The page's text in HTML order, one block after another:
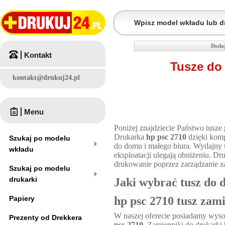
Tusze
Poniżej znajdziecie Państwo
Drukarka hp psc 2710 dzięki
do domu i małego biura. Wydajny
eksploatacji ulegają obniżeniu.
drukowanie poprzez zarządzanie
Jaki wybrać tusz
hp psc 2710 tusz
W naszej oferecie posiadamy
Kontakt
kontakt@drukuj24.pl
Menu
Szukaj po modelu
wkładu
Szukaj po modelu
drukarki
Papiery
Prezenty od Drekkera